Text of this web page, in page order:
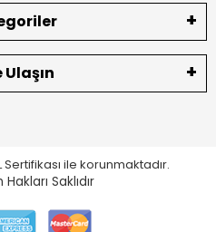
Ulaşın
ile korunmaktadır.
Hakları Saklıdır